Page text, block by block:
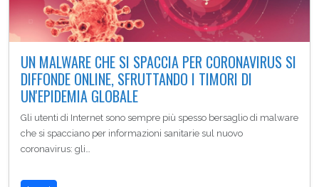
UN MALWARE CHE SI SPACCIA PER CORONAVIRUS SI
DIFFONDE ONLINE, SFRUTTANDO I TIMORI DI
UN'EPIDEMIA GLOBALE
Gli utenti di Internet sono sempre più spesso bersaglio di malware
che si spacciano per informazioni sanitarie sul nuovo
coronavirus: gli…